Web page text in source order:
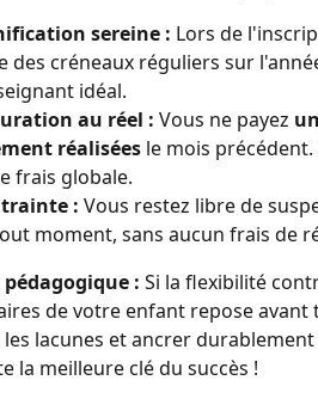
sereine : Lors de
des créneaux réguliers sur
idéal.
au réel : Vous ne payez
réalisées le mois
frais globale.
: Vous restez libre de
moment, sans aucun frais de
pédagogique : Si la flexibilité
de votre enfant repose
lacunes et ancrer
la meilleure clé du succès !